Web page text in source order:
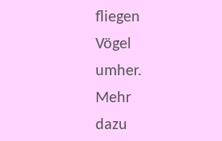
fliegen
Vögel
umher.
Mehr
dazu